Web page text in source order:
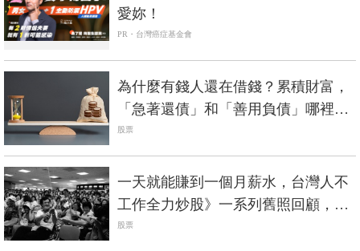
愛妳！
PR・台灣癌症基金會
為什麼有錢人還在借錢？累積財富，
「急著還債」和「善用負債」哪裡不
一樣？
股票
一天就能賺到一個月薪水，台灣人不
工作全力炒股》一系列舊照回顧，台
股的夢幻年代
股票